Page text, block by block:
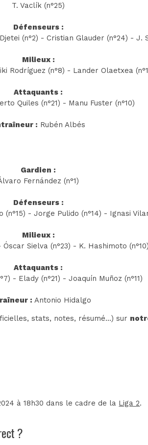
T. Vaclík (n°25)
Défenseurs :
(n°2) - Cristian Glauder (n°24) - J.
Milieux :
Rodríguez (n°8) - Lander Olaetxea
Attaquants :
Quiles (n°21) - Manu Fuster (n°10)
: Rubén Albés
Gardien :
Fernández (n°1)
Défenseurs :
(n°15) - Jorge Pulido (n°14) - Ignasi
Milieux :
Sielva (n°23) - K. Hashimoto
Attaquants :
- Elady (n°21) - Joaquín Muñoz (n°11)
: Antonio Hidalgo
stats, notes, résumé...) sur
à 18h30 dans le cadre de la Liga 2.
?